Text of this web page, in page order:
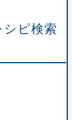
シピ検索